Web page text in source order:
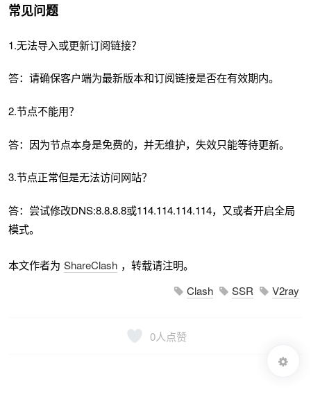
常见问题
1.无法导入或更新订阅链接？
答：请确保客户端为最新版本和订阅链接是否在有效期内。
2.节点不能用？
答：因为节点本身是免费的，并无维护，失效只能等待更新。
3.节点正常但是无法访问网站？
答：尝试修改DNS:8.8.8.8或114.114.114.114，又或者开启全局
模式。
本文作者为 ShareClash ，转载请注明。
Clash
SSR V2ray
0人点赞